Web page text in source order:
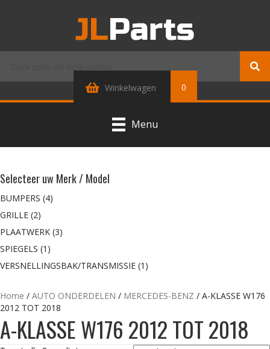
Winkelwagen 0
Menu
Selecteer uw Merk / Model
BUMPERS (4)
GRILLE (2)
PLAATWERK (3)
SPIEGELS (1)
VERSNELLINGSBAK/TRANSMISSIE (1)
Home / AUTO ONDERDELEN / MERCEDES-BENZ / A-KLASSE W176
2012 TOT 2018
A-KLASSE W176 2012 TOT 2018